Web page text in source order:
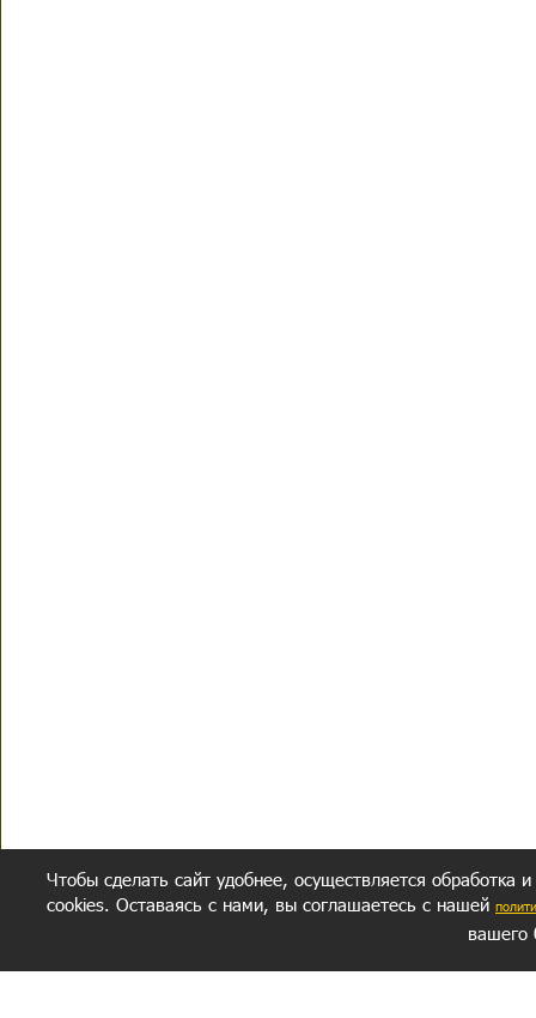
Чтобы сделать сайт удобнее, осуществляется обработка
cookies. Оставаясь с нами, вы соглашаетесь с нашей
вашего